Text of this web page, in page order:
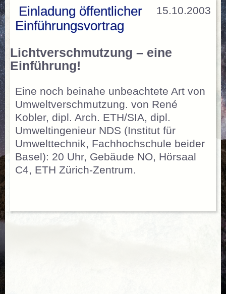
15.10.2003
Einladung öffentlicher
Einführungsvortrag
Lichtverschmutzung – eine
Einführung!
Eine noch beinahe unbeachtete Art von
Umweltverschmutzung. von René
Kobler, dipl. Arch. ETH/SIA, dipl.
Umweltingenieur NDS (Institut für
Umwelttechnik, Fachhochschule beider
Basel): 20 Uhr, Gebäude NO, Hörsaal
C4, ETH Zürich-Zentrum.